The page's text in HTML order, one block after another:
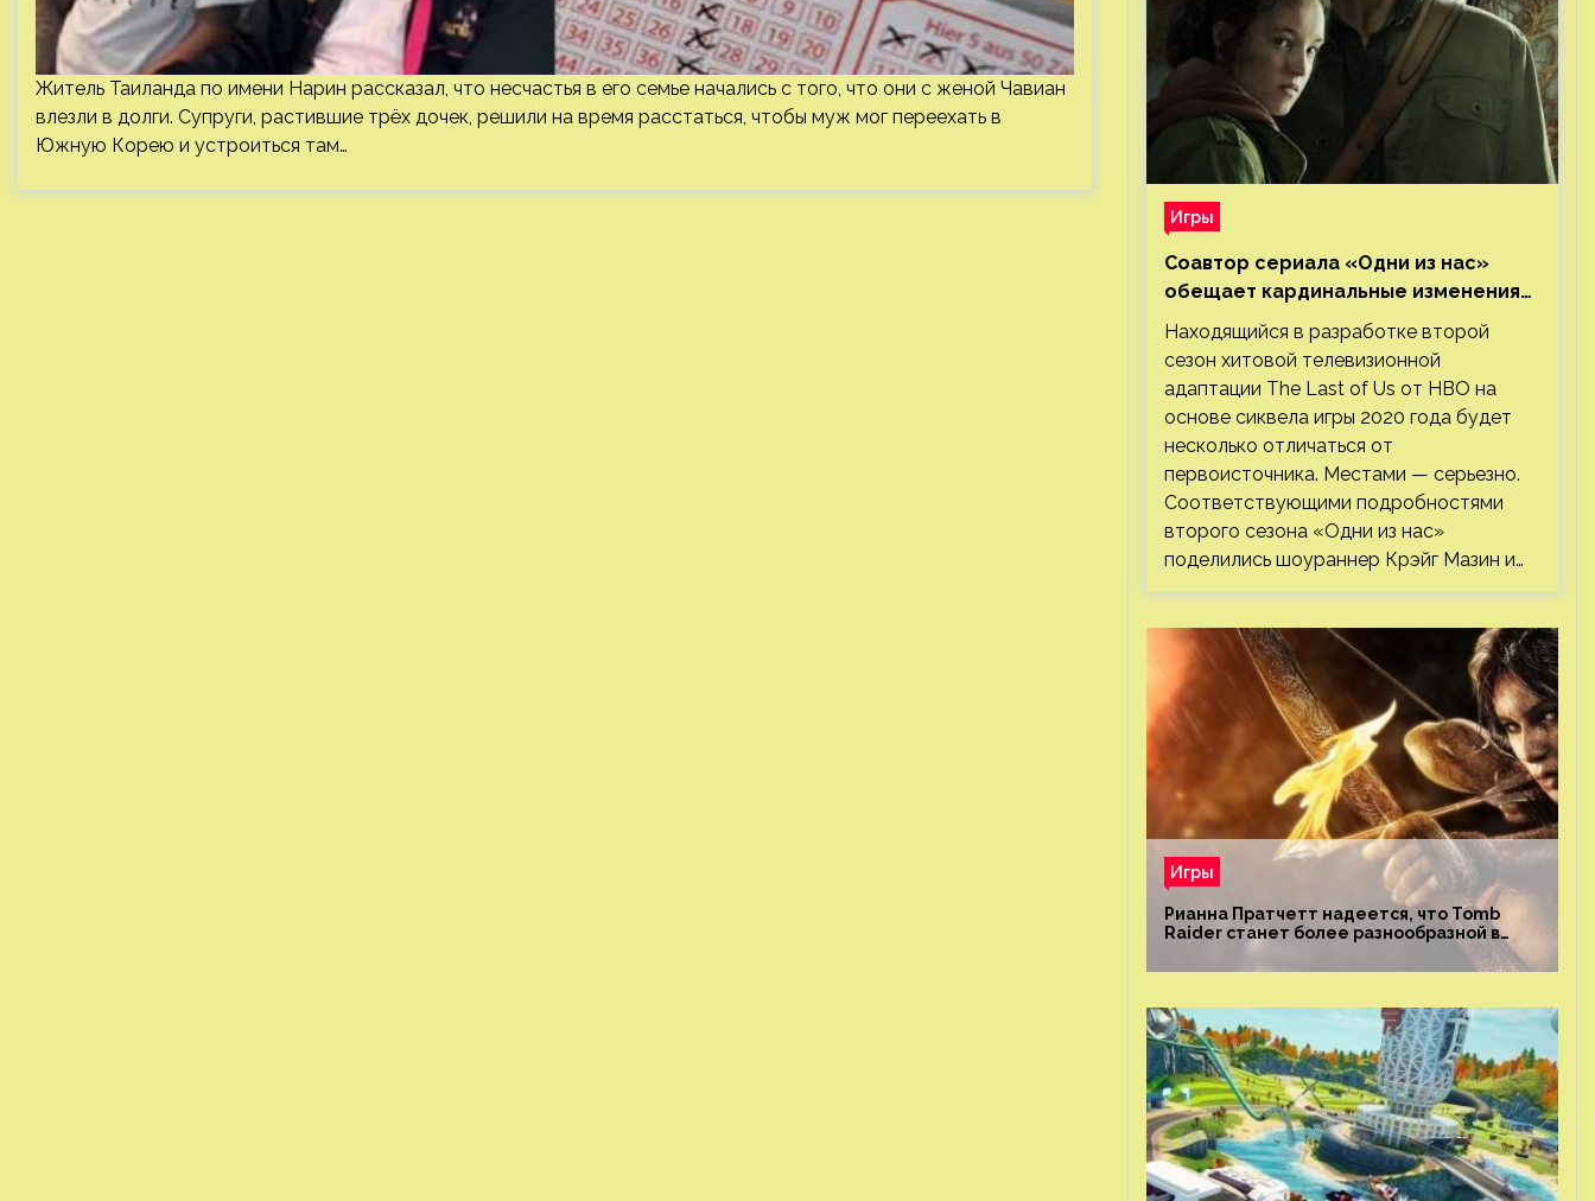
Житель Таиланда по имени Нарин рассказал, что несчастья в его семье начались с того, что они с женой Чавиан
влезли в долги. Супруги, растившие трёх дочек, решили на время расстаться, чтобы муж мог переехать в
Южную Корею и устроиться там…
Игры
Соавтор сериала «Одни из нас»
обещает кардинальные изменения
во втором сезоне
Находящийся в разработке второй
сезон хитовой телевизионной
адаптации The Last of Us от HBO на
основе сиквела игры 2020 года будет
несколько отличаться от
первоисточника. Местами — серьезно.
Соответствующими подробностями
второго сезона «Одни из нас»
поделились шоураннер Крэйг Мазин и…
Игры
Рианна Пратчетт надеется, что Tomb
Raider станет более разнообразной в
плане репрезентации